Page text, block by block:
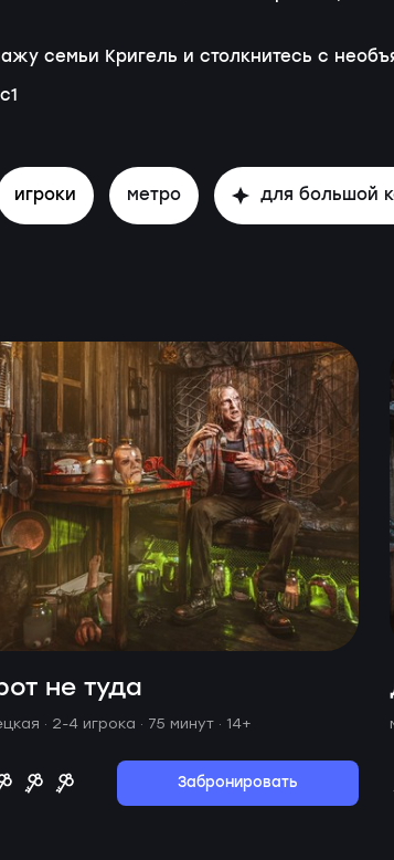
семьи Кригель и столкнитесь с
игроки метро для большой
не туда
· 2-4 игрока · 75 минут · 14+
Забронировать